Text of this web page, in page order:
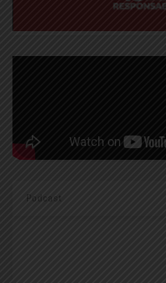
Podcast